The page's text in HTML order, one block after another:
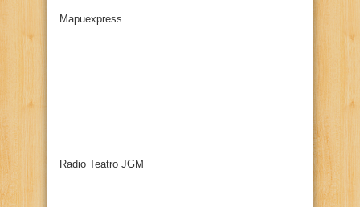
Mapuexpress
Radio Teatro JGM